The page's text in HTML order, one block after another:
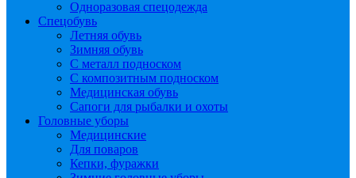
Одноразовая спецодежда
Спецобувь
Летняя обувь
Зимняя обувь
С металл подноском
С композитным подноском
Медицинская обувь
Сапоги для рыбалки и охоты
Головные уборы
Медицинские
Для поваров
Кепки, фуражки